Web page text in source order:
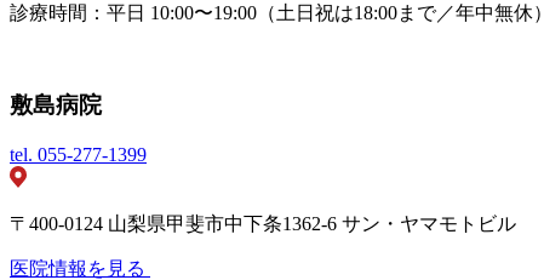
診療時間：平日 10:00〜19:00（土日祝は18:00まで／年中無休）
敷島病院
tel. 055-277-1399
〒400-0124 山梨県甲斐市中下条1362-6 サン・ヤマモトビル
医院情報を見る